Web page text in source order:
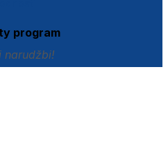
program
narudžbi!